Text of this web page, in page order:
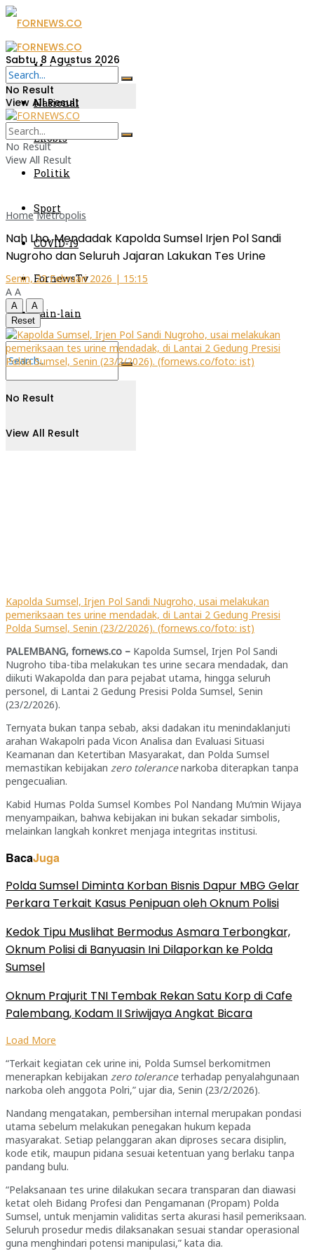
Metro Sumsel
Nasional
Ekobis
Politik
Sport
COVID-19
FornewsTv
Lain-lain
No Result
View All Result
Sabtu, 8 Agustus 2026
No Result
View All Result
No Result
View All Result
Home Metropolis
Nah Lho, Mendadak Kapolda Sumsel Irjen Pol Sandi
Nugroho dan Seluruh Jajaran Lakukan Tes Urine
Senin, 23 Februari 2026 | 15:15
A A
A
A
Reset
Kapolda Sumsel, Irjen Pol Sandi Nugroho, usai melakukan
pemeriksaan tes urine mendadak, di Lantai 2 Gedung Presisi
Polda Sumsel, Senin (23/2/2026). (fornews.co/foto: ist)
PALEMBANG, fornews.co – Kapolda Sumsel, Irjen Pol Sandi
Nugroho tiba-tiba melakukan tes urine secara mendadak, dan
diikuti Wakapolda dan para pejabat utama, hingga seluruh
personel, di Lantai 2 Gedung Presisi Polda Sumsel, Senin
(23/2/2026).
Ternyata bukan tanpa sebab, aksi dadakan itu menindaklanjuti
arahan Wakapolri pada Vicon Analisa dan Evaluasi Situasi
Keamanan dan Ketertiban Masyarakat, dan Polda Sumsel
memastikan kebijakan zero tolerancenarkoba diterapkan tanpa
pengecualian.
Kabid Humas Polda Sumsel Kombes Pol Nandang Mu’min Wijaya
menyampaikan, bahwa kebijakan ini bukan sekadar simbolis,
melainkan langkah konkret menjaga integritas institusi.
BacaJuga
Polda Sumsel Diminta Korban Bisnis Dapur MBG Gelar
Perkara Terkait Kasus Penipuan oleh Oknum Polisi
Kedok Tipu Muslihat Bermodus Asmara Terbongkar,
Oknum Polisi di Banyuasin Ini Dilaporkan ke Polda
Sumsel
Oknum Prajurit TNI Tembak Rekan Satu Korp di Cafe
Palembang, Kodam II Sriwijaya Angkat Bicara
Load More
“Terkait kegiatan cek urine ini, Polda Sumsel berkomitmen
menerapkan kebijakan zero toleranceterhadap penyalahgunaan
narkoba oleh anggota Polri,” ujar dia, Senin (23/2/2026).
Nandang mengatakan, pembersihan internal merupakan pondasi
utama sebelum melakukan penegakan hukum kepada
masyarakat. Setiap pelanggaran akan diproses secara disiplin,
kode etik, maupun pidana sesuai ketentuan yang berlaku tanpa
pandang bulu.
“Pelaksanaan tes urine dilakukan secara transparan dan diawasi
ketat oleh Bidang Profesi dan Pengamanan (Propam) Polda
Sumsel, untuk menjamin validitas serta akurasi hasil pemeriksaan.
Seluruh prosedur medis dilaksanakan sesuai standar operasional
guna menghindari potensi manipulasi,” kata dia.